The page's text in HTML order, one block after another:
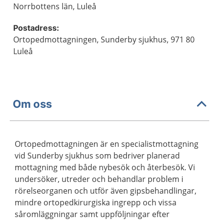
Norrbottens län, Luleå
Postadress:
Ortopedmottagningen, Sunderby sjukhus, 971 80
Luleå
Om oss
Ortopedmottagningen är en specialistmottagning
vid Sunderby sjukhus som bedriver planerad
mottagning med både nybesök och återbesök. Vi
undersöker, utreder och behandlar problem i
rörelseorganen och utför även gipsbehandlingar,
mindre ortopedkirurgiska ingrepp och vissa
såromläggningar samt uppföljningar efter